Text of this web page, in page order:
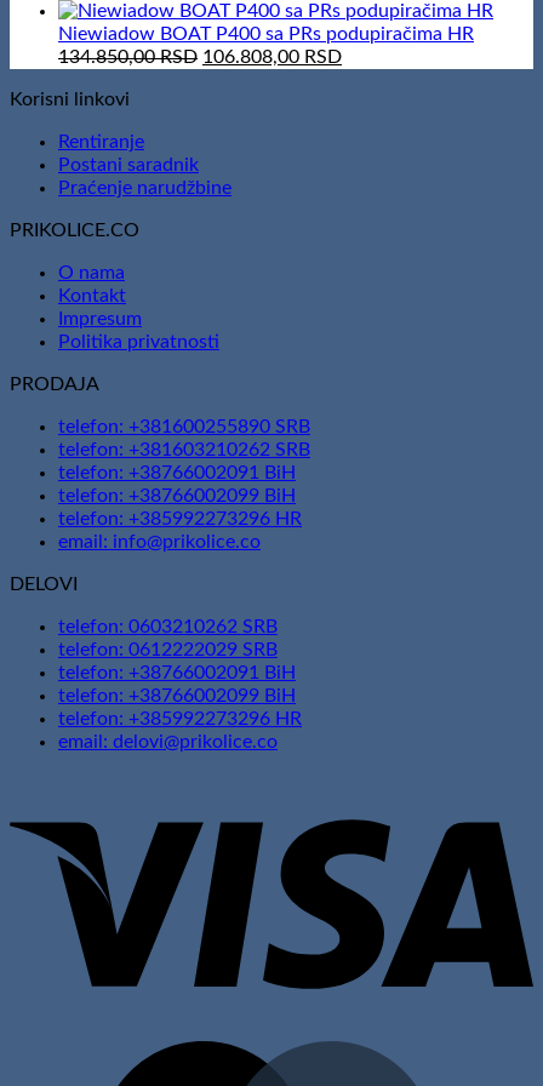
price
was:
166.600,00 RSD.
price
is:
151.410,00 RSD.
Niewiadow BOAT P400 sa PRs podupiračima HR
134.850,00RSD Original
106.808,00 RSDCurrent
Korisni linkovi
Rentiranje
Postani saradnik
Praćenje narudžbine
PRIKOLICE.CO
O nama
Kontakt
Impresum
Politika privatnosti
PRODAJA
telefon: +381600255890 SRB
telefon: +381603210262 SRB
telefon: +38766002091 BiH
telefon: +38766002099 BiH
telefon: +385992273296 HR
email: info@prikolice.co
DELOVI
telefon: 0603210262 SRB
telefon: 0612222029 SRB
telefon: +38766002091 BiH
telefon: +38766002099 BiH
telefon: +385992273296 HR
email: delovi@prikolice.co